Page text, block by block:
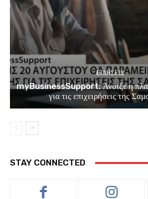
EΙΔΗΣΕΙΣ
myBusinessSupport: Άνοιξε η
για τις επιχειρήσεις της
STAY CONNECTED